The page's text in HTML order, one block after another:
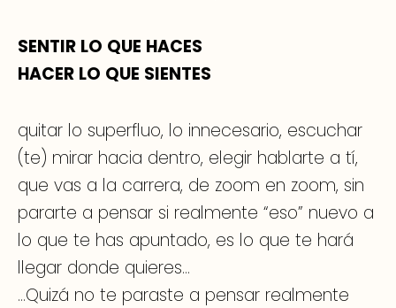
SENTIR LO QUE HACES
HACER LO QUE SIENTES
quitar lo superfluo, lo innecesario, escuchar
(te) mirar hacia dentro, elegir hablarte a tí,
que vas a la carrera, de zoom en zoom, sin
pararte a pensar si realmente “eso” nuevo a
lo que te has apuntado, es lo que te hará
llegar donde quieres…
…Quizá no te paraste a pensar realmente